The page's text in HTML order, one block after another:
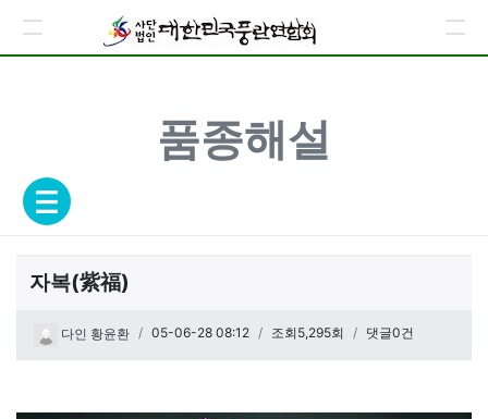
품종해설
자복(紫福)
페이지 정보
다인 황윤환 작성일
05-06-28 08:12 조회5,295회 댓글0건